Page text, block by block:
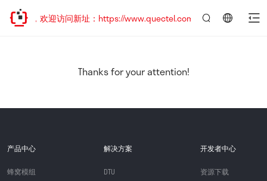
已迁移，欢迎访问新址：https://www.quectel.com.cn
Thanks for your attention!
产品中心
蜂窝模组
解决方案
DTU
开发者中心
资源下载